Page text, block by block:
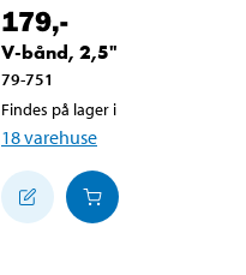
179,-
V-bånd, 2,5"
79-751
Findes på lager i
18varehuse